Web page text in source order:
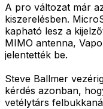
A pro változat már
kiszerelésben.
kapható lesz a
MIMO antenna,
jelentették be.
Steve Ballmer
kérdés azonban,
vetélytárs